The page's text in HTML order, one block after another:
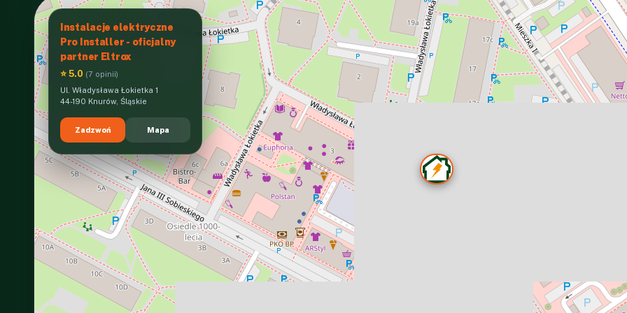
Instalacje elektryczne
Pro Installer - oficjalny
partner Eltrox
⭐ 5.0 (7 opinii)
Ul. Władysława Łokietka 1
44-190 Knurów, Śląskie
Zadzwoń Mapa